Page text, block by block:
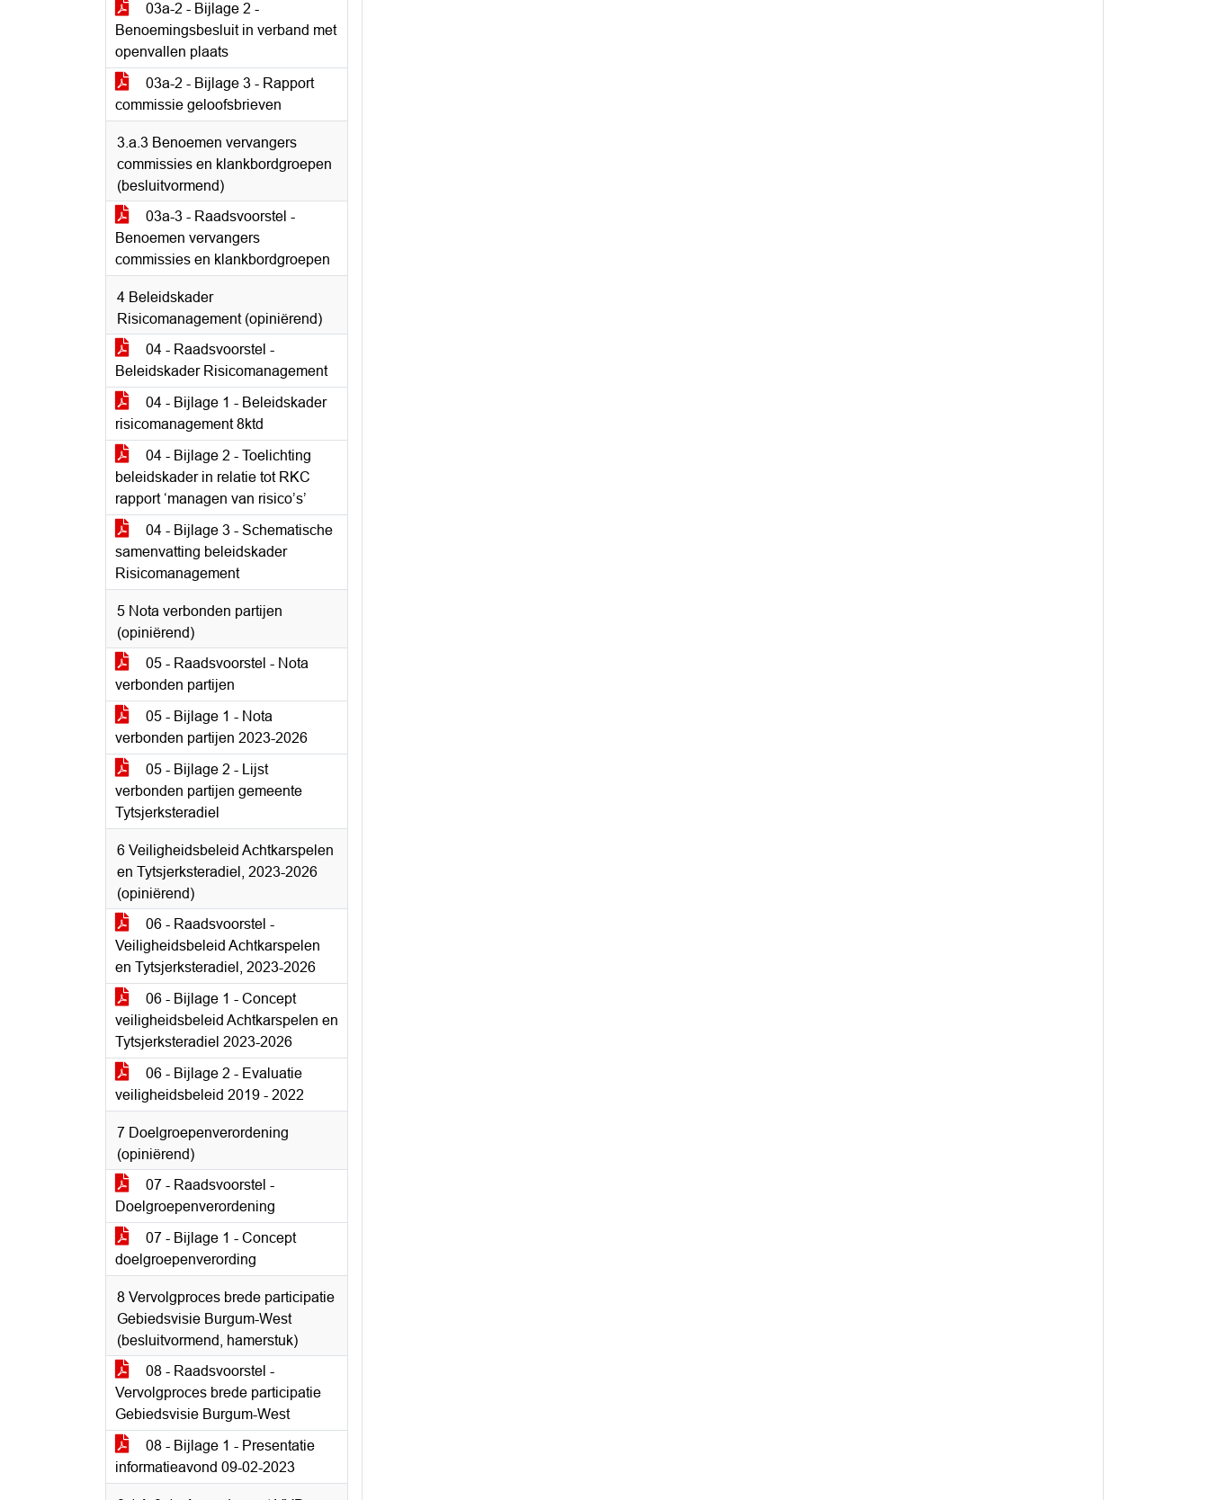
03a-2 - Bijlage 2 -
Benoemingsbesluit in verband met
openvallen plaats
03a-2 - Bijlage 3 - Rapport
commissie geloofsbrieven
3.a.3 Benoemen vervangers
commissies en klankbordgroepen
(besluitvormend)
03a-3 - Raadsvoorstel -
Benoemen vervangers
commissies en klankbordgroepen
4 Beleidskader
Risicomanagement (opiniërend)
04 - Raadsvoorstel -
Beleidskader Risicomanagement
04 - Bijlage 1 - Beleidskader
risicomanagement 8ktd
04 - Bijlage 2 - Toelichting
beleidskader in relatie tot RKC
rapport ‘managen van risico’s’
04 - Bijlage 3 - Schematische
samenvatting beleidskader
Risicomanagement
5 Nota verbonden partijen
(opiniërend)
05 - Raadsvoorstel - Nota
verbonden partijen
05 - Bijlage 1 - Nota
verbonden partijen 2023-2026
05 - Bijlage 2 - Lijst
verbonden partijen gemeente
Tytsjerksteradiel
6 Veiligheidsbeleid Achtkarspelen
en Tytsjerksteradiel, 2023-2026
(opiniërend)
06 - Raadsvoorstel -
Veiligheidsbeleid Achtkarspelen
en Tytsjerksteradiel, 2023-2026
06 - Bijlage 1 - Concept
veiligheidsbeleid Achtkarspelen en
Tytsjerksteradiel 2023-2026
06 - Bijlage 2 - Evaluatie
veiligheidsbeleid 2019 - 2022
7 Doelgroepenverordening
(opiniërend)
07 - Raadsvoorstel -
Doelgroepenverordening
07 - Bijlage 1 - Concept
doelgroepenverording
8 Vervolgproces brede participatie
Gebiedsvisie Burgum-West
(besluitvormend, hamerstuk)
08 - Raadsvoorstel -
Vervolgproces brede participatie
Gebiedsvisie Burgum-West
08 - Bijlage 1 - Presentatie
informatieavond 09-02-2023